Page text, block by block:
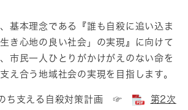
基本理念である『誰も自殺に追い込ま
き心地の良い社会」の実現』に向けて
市民一人ひとりがかけがえのない命を
え合う地域社会の実現を目指します。
ち支える自殺対策計画 ☞
第2次